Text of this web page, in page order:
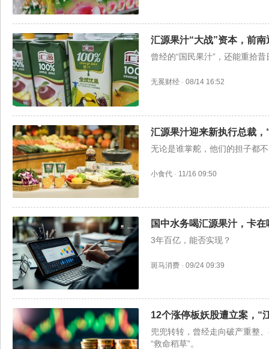
汇源果汁“大战”资本，前
曾经的“国民果汁”，还能重拾
无冕财经 · 08/14 16:52
汇源果汁迎来新执行总裁
无论是谁掌舵，他们的担子都
小食代 · 11/16 09:50
国中水务喝汇源果汁，卡在
3年百亿，能否实现？
斑马消费 · 09/24 09:39
12个涨停板妖股遭立案，“
兜兜转转，曾经走向破产重整
“救命稻草”。